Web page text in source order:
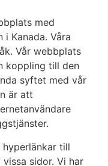
med
i Kanada. Våra
Vår webbplats
koppling till den
syftet med vår
är att
hyperlänkar till
sidor. Vi har